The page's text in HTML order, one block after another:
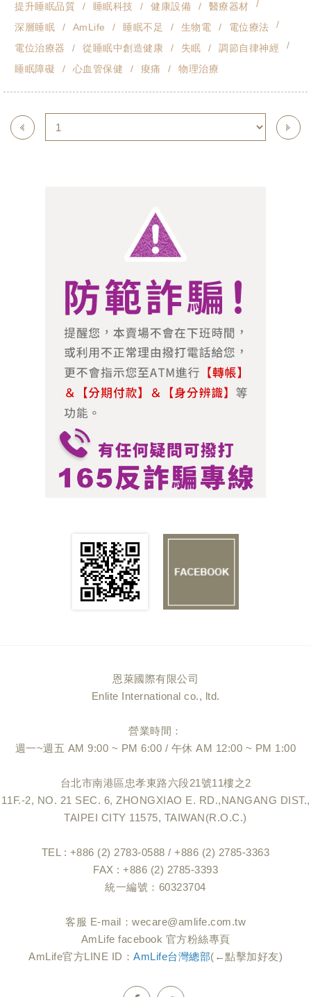
提升睡眠品質
睡眠科技 健康設備
醫療器材
深層睡眠
AmLife 睡眠不足 生物電
電位療法
電位治療器
從睡眠中創造健康 失眠
調節自律神經
睡眠障礙
心血管保健 痠痛 物理治療
恩萊國際有限公司
Enlite International co., ltd.
營業時間：
週一~週五 AM 9:00 ~ PM 6:00 / 午休 AM 12:00 ~ PM 1:00
台北市南港區忠孝東路六段21號11樓之2
11F.-2, NO. 21 SEC. 6, ZHONGXIAO E. RD.,NANGANG DIST.,
TAIPEI CITY 11575, TAIWAN(R.O.C.)
TEL : +886 (2) 2783-0588 / +886 (2) 2785-3363
FAX : +886 (2) 2785-3393
統一編號：60323704
客服 E-mail： wecare@amlife.com.tw
AmLife facebook 官方粉絲專頁
AmLife官方LINE ID： AmLife台灣總部(←點擊加好友)